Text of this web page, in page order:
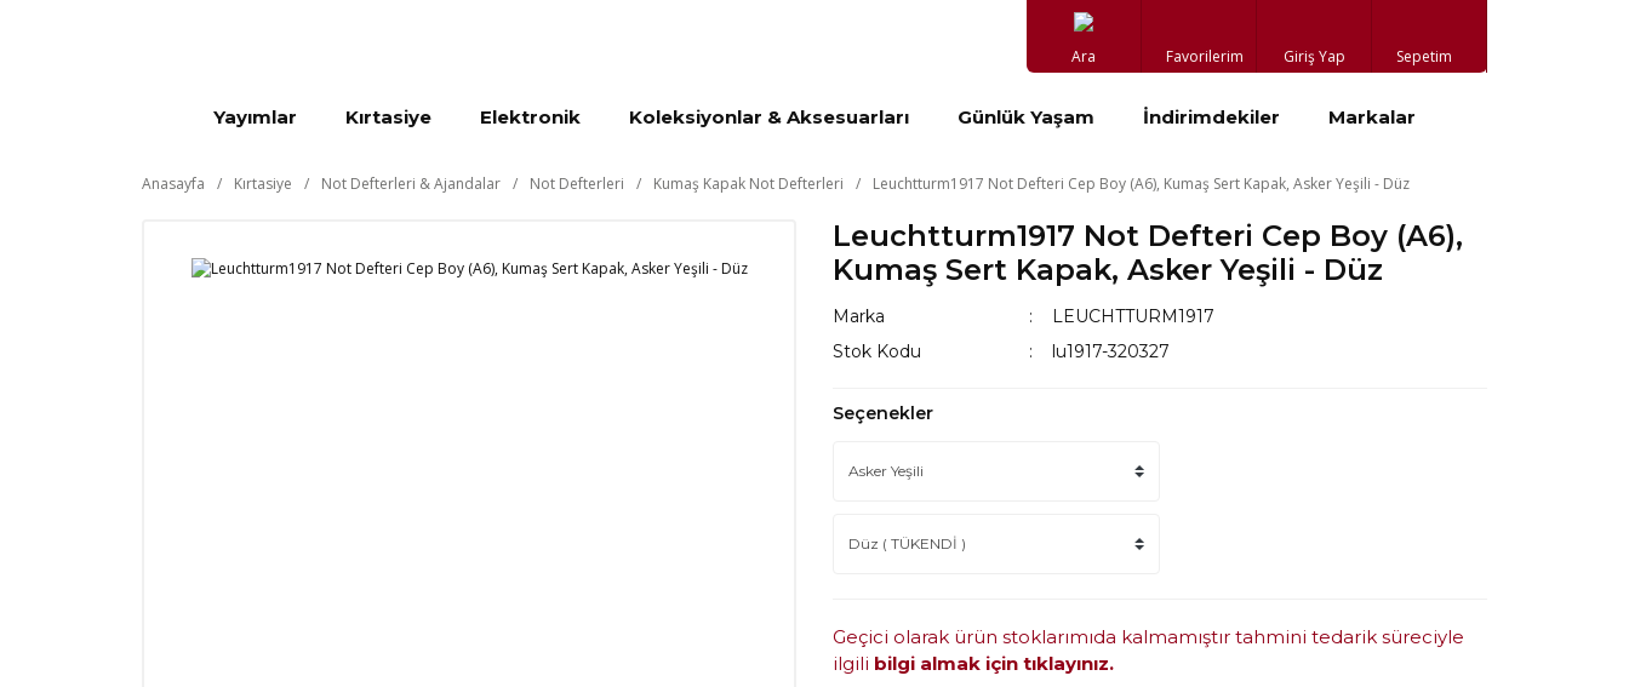
Ara Favorilerim Giriş Yap Sepetim
Yayımlar Kırtasiye Elektronik Koleksiyonlar & Aksesuarları Günlük Yaşam İndirimdekiler Markalar
Anasayfa Kırtasiye Not Defterleri & Ajandalar Not Defterleri Kumaş Kapak Not Defterleri Leuchtturm1917 Not Defteri Cep Boy (A6), Kumaş Sert Kapak, Asker Yeşili - Düz
Leuchtturm1917 Not Defteri Cep Boy (A6),
Kumaş Sert Kapak, Asker Yeşili - Düz
Marka
LEUCHTTURM1917
Stok Kodu
lu1917-320327
Seçenekler
Geçici olarak ürün stoklarımıda kalmamıştır tahmini tedarik süreciyle
ilgili bilgi almak için tıklayınız.